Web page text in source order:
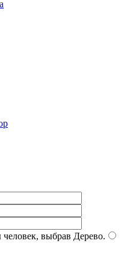
выбрав Дерево.